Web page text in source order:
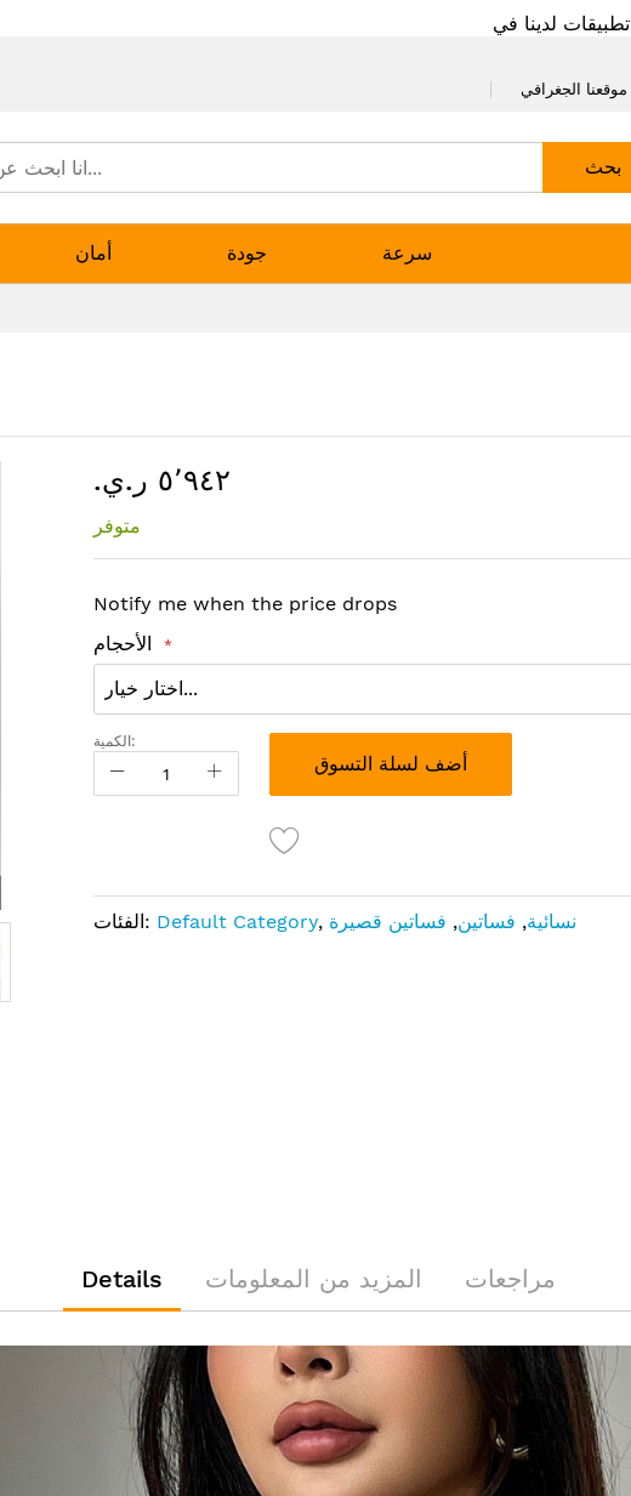
تطبيقات لدينا في
موقعنا الجغرافي
بحث
أمان جودة سرعة
٥٬٩٤٢ ر.ي.‏
متوفر
Notify me when the price drops
الأحجام
الكمية:
أضف لسلة التسوق
الفئات: Default Category, نسائية, فساتين, فساتين قصيرة
Details المزيد من المعلومات مراجعات